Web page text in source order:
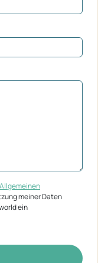
Allgemeinen
meiner Daten
ein